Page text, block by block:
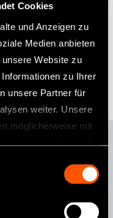
Cookies
und Anzeigen zu
Medien anbieten
Website zu
zu Ihrer
unsere Partner für
weiter. Unsere
möglicherweise mit